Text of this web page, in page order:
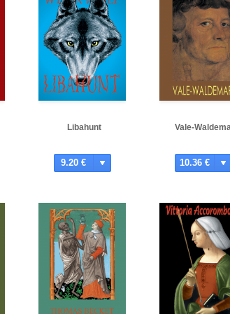
Libahunt
9.20 €
Vale-
10.36 €